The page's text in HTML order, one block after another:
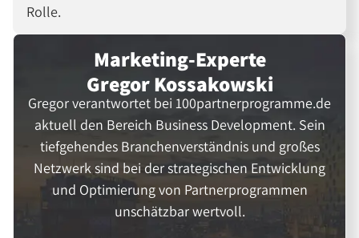
Rolle.
Marketing-Experte
Gregor Kossakowski
Gregor verantwortet bei 100partnerprogramme.de
aktuell den Bereich Business Development. Sein
tiefgehendes Branchenverständnis und großes
Netzwerk sind bei der strategischen Entwicklung
und Optimierung von Partnerprogrammen
unschätzbar wertvoll.